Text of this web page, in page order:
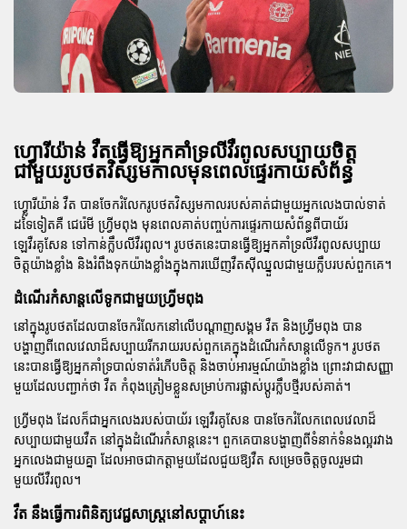
ហ្វ្លោរីយ៉ាន់ វឺតធ្វើឱ្យអ្នកគាំទ្រលីវឺរពូលសប្បាយចិត្ត
ជាមួយរូបថតវិស្សមកាលមុនពេលផ្ទេរកាយសំព័ន្ធ
ហ្វ្លោរីយ៉ាន់ វឺត បានចែករំលែករូបថតវិស្សមកាលរបស់គាត់ជាមួយអ្នកលេងបាល់ទាត់
ដទៃទៀតគឺ ជេរ៉េមី ហ្វ្រីមពុង មុនពេលគាត់បញ្ចប់ការផ្ទេរកាយសំព័ន្ធពីបាយ័រ
ឡេវឺរគូសែន ទៅកាន់ក្លឹបលីវឺរពូល។ រូបថតនេះបានធ្វើឱ្យអ្នកគាំទ្រលីវឺរពូលសប្បាយ
ចិត្តយ៉ាងខ្លាំង និងរំពឹងទុកយ៉ាងខ្លាំងក្នុងការឃើញវឺតស៊ីឈ្នួលជាមួយក្លឹបរបស់ពួកគេ។
ដំណើរកំសាន្តលើទូកជាមួយហ្វ្រីមពុង
នៅក្នុងរូបថតដែលបានចែករំលែកនៅលើបណ្តាញសង្គម វឺត និងហ្វ្រីមពុង បាន
បង្ហាញពីពេលវេលាដ៏សប្បាយរីករាយរបស់ពួកគេក្នុងដំណើរកំសាន្តលើទូក។ រូបថត
នេះបានធ្វើឱ្យអ្នកគាំទ្របាល់ទាត់រំភើបចិត្ត និងចាប់អារម្មណ៍យ៉ាងខ្លាំង ព្រោះវាជាសញ្ញា
មួយដែលបញ្ជាក់ថា វឺត កំពុងត្រៀមខ្លួនសម្រាប់ការផ្លាស់ប្តូរក្លឹបថ្មីរបស់គាត់។
ហ្វ្រីមពុង ដែលក៏ជាអ្នកលេងរបស់បាយ័រ ឡេវឺរគូសែន បានចែករំលែកពេលវេលាដ៏
សប្បាយជាមួយវឺត នៅក្នុងដំណើរកំសាន្តនេះ។ ពួកគេបានបង្ហាញពីទំនាក់ទំនងល្អរវាង
អ្នកលេងជាមួយគ្នា ដែលអាចជាកត្តាមួយដែលជួយឱ្យវឺត សម្រេចចិត្តចូលរួមជា
មួយលីវឺរពូល។
វឺត នឹងធ្វើការពិនិត្យវេជ្ជសាស្ត្រនៅសប្តាហ៍នេះ